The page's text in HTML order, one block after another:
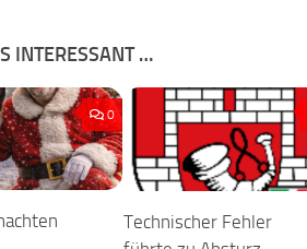
INTERESSANT …
0
Technischer Fehler